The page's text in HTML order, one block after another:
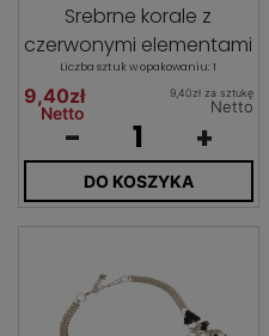
Srebrne korale z
czerwonymi elementami
Liczba sztuk w opakowaniu: 1
9,40zł
Netto
9,40zł za sztukę
Netto
- +
DO KOSZYKA